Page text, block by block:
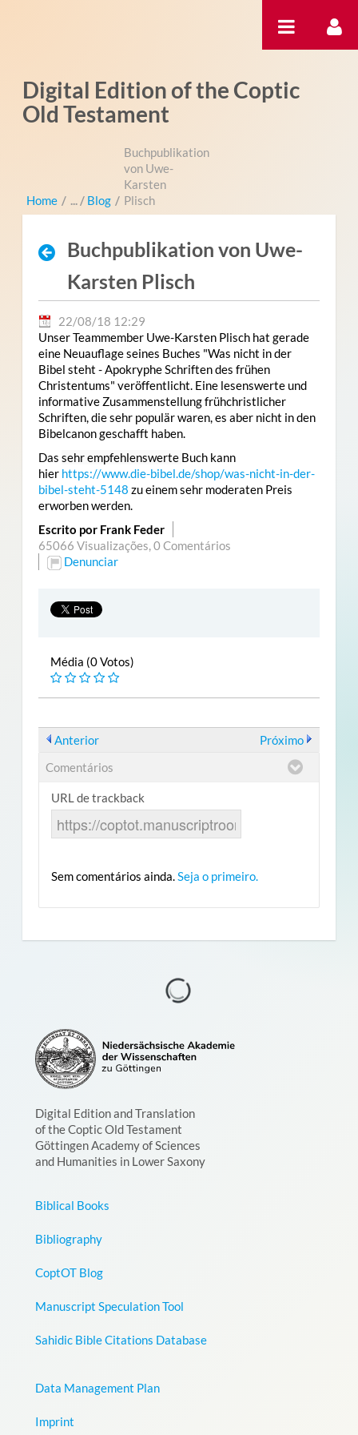
Digital Edition of the Coptic
Old Testament
Home / Blog /
Buchpublikation
von Uwe-
Karsten
Plisch
Buchpublikation von Uwe-
Karsten Plisch
22/08/18 12:29
Unser Teammember Uwe-Karsten Plisch hat gerade
eine Neuauflage seines Buches "Was nicht in der
Bibel steht - Apokryphe Schriften des frühen
Christentums" veröffentlicht. Eine lesenswerte und
informative Zusammenstellung frühchristlicher
Schriften, die sehr populär waren, es aber nicht in den
Bibelcanon geschafft haben.
Das sehr empfehlenswerte Buch kann
hier https://www.die-bibel.de/shop/was-nicht-in-der-
bibel-steht-5148 zu einem sehr moderaten Preis
erworben werden.
Escrito por Frank Feder
65066 Visualizações,0 Comentários
Denunciar
Média (0 Votos)
Anterior
Próximo
Comentários
URL de trackback
Sem comentários ainda.Seja o primeiro.
Digital Edition and Translation
of the Coptic Old Testament
Göttingen Academy of Sciences
and Humanities in Lower Saxony
Biblical Books
Bibliography
CoptOT Blog
Manuscript Speculation Tool
Sahidic Bible Citations Database
Data Management Plan
Imprint